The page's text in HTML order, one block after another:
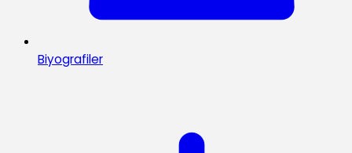
Biyografiler